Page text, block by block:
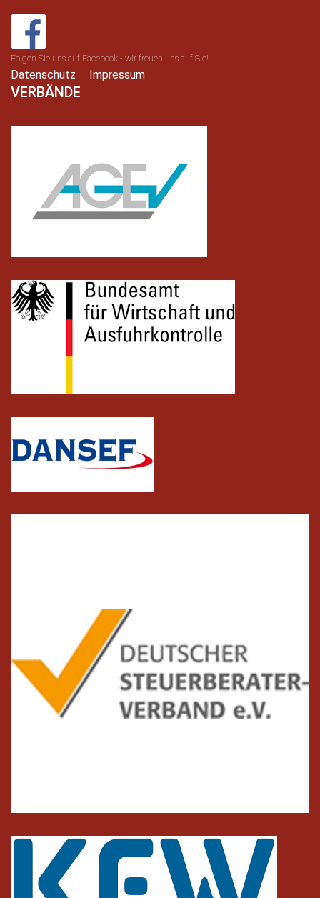
Folgen Sie uns auf Facebook - wir freuen uns auf Sie!
Datenschutz Impressum
VERBÄNDE